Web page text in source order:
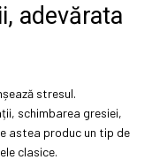
adevărata
stresul.
schimbarea gresiei,
astea produc un tip de
clasice.